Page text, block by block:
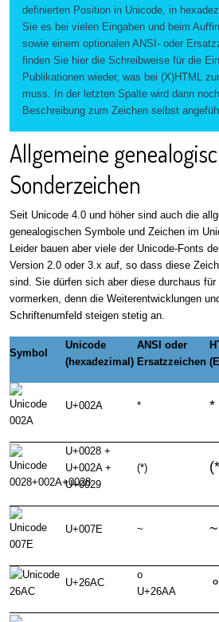
definierten Position in Unicode, in
Sie es bei vielen Eingaben und beim
sowie einem optionalen ANSI- oder
finden Sie hier die Schreibweise für die
Publikationen wieder, was bei (X)HTML
muss. In der letzten Spalte wird dann
Beschreibung zum Zeichen selbst
Allgemeine
Sonderzeichen
Seit Unicode 4.0 und höher sind auch die
genealogischen Symbole und Zeichen im
Leider bauen aber viele der Unicode-Fonts
Version 2.0 oder 3.x auf, so dass diese
sind. Sie dürfen sich aber diese durchaus
vormerken, denn die Weiterentwicklungen
Schriftenumfeld steigen stetig an.
Symbol
Unicode
(hexadezimal)
ANSI oder
Ersatzzeichen
U+002A * *
U+0028 +
U+002A +
U+0029
(*)
U+007E ~ ~
U+26AC
o
U+26AA
⚬